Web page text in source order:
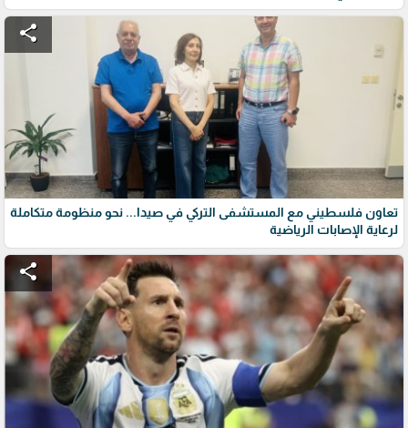
share
تعاون فلسطيني مع المستشفى التركي في صيدا... نحو منظومة متكاملة
لرعاية الإصابات الرياضية
share